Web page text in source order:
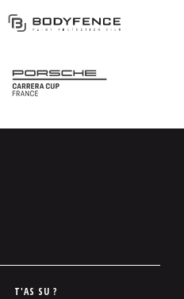
T'AS SU ?